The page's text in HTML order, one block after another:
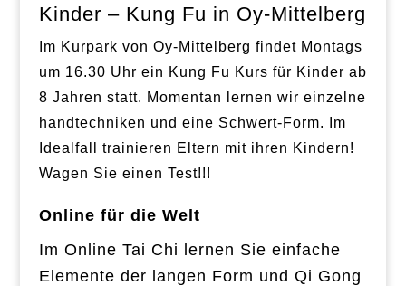
Kinder – Kung Fu in Oy-Mittelberg
Im Kurpark von Oy-Mittelberg findet Montags
um 16.30 Uhr ein Kung Fu Kurs für Kinder ab
8 Jahren statt. Momentan lernen wir einzelne
handtechniken und eine Schwert-Form. Im
Idealfall trainieren Eltern mit ihren Kindern!
Wagen Sie einen Test!!!
Online für die Welt
Im Online Tai Chi lernen Sie einfache
Elemente der langen Form und Qi Gong